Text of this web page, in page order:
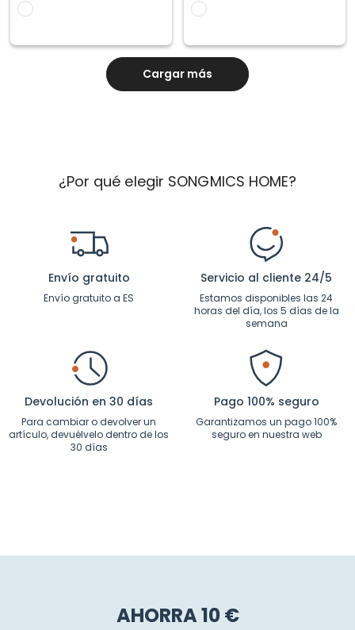
Cargar más
¿Por qué elegir SONGMICS HOME?
Envío gratuito
Envío gratuito a ES
Servicio al cliente 24/5
Estamos disponibles las 24
horas del día, los 5 días de la
semana
Devolución en 30 días
Para cambiar o devolver un
artículo, devuélvelo dentro de los
30 días
Pago 100% seguro
Garantizamos un pago 100%
seguro en nuestra web
AHORRA 10 €